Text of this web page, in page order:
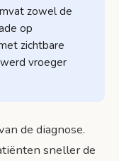
zowel de
op
zichtbare
vroeger
de diagnose.
sneller de